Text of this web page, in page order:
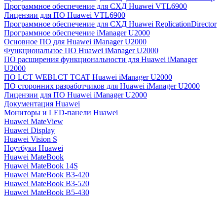
Программное обеспечение для СХД Huawei VTL6900
Лицензии для ПО Huawei VTL6900
Программное обеспечение для СХД Huawei ReplicationDirector
Программное обеспечение iManager U2000
Основное ПО для Huawei iManager U2000
Функциональное ПО Huawei iManager U2000
ПО расширения функциональности для Huawei iManager
U2000
ПО LCT WEBLCT TCAT Huawei iManager U2000
ПО сторонних разработчиков для Huawei iManager U2000
Лицензии для ПО Huawei iManager U2000
Документация Huawei
Мониторы и LED-панели Huawei
Huawei MateView
Huawei Display
Huawei Vision S
Ноутбуки Huawei
Huawei MateBook
Huawei MateBook 14S
Huawei MateBook B3-420
Huawei MateBook B3-520
Huawei MateBook B5-430